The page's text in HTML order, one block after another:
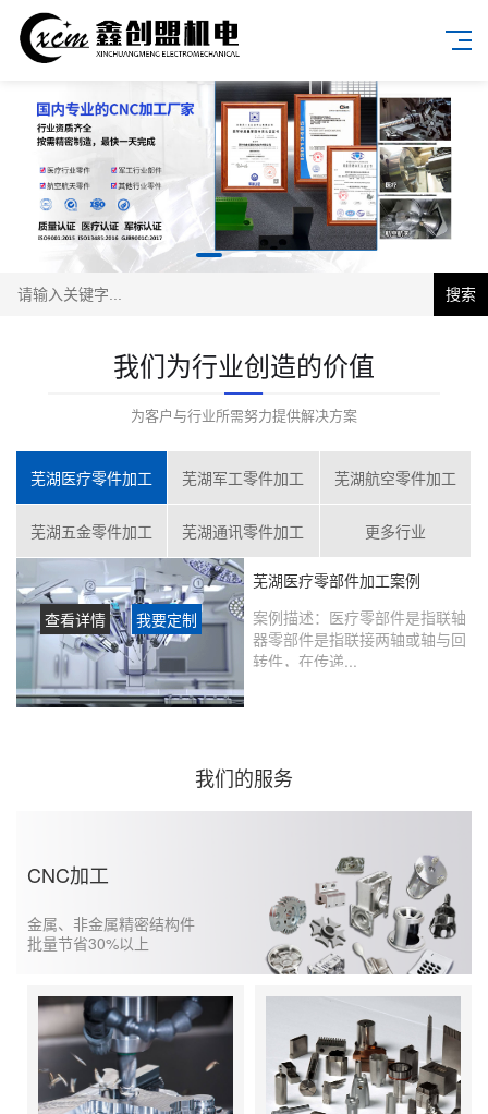
搜索
我们为行业创造的价值
为客户与行业所需努力提供解决方案
芜湖医疗零件加工 芜湖军工零件加工 芜湖航空零件加工
芜湖五金零件加工 芜湖通讯零件加工 更多行业
芜湖医疗零部件加工案例
案例描述： 医疗零部件是指联轴
器零部件是指联接两轴或轴与回
转件，在传递...
续合作……...
查看详情 我要定制
我们的服务
CNC加工
金属、非金属精密结构件
批量节省30%以上